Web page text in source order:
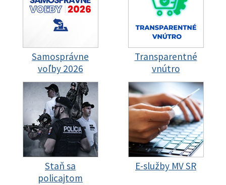
Samosprávne
voľby 2026
Transparentné
vnútro
Staň sa
policajtom
E-služby MV SR